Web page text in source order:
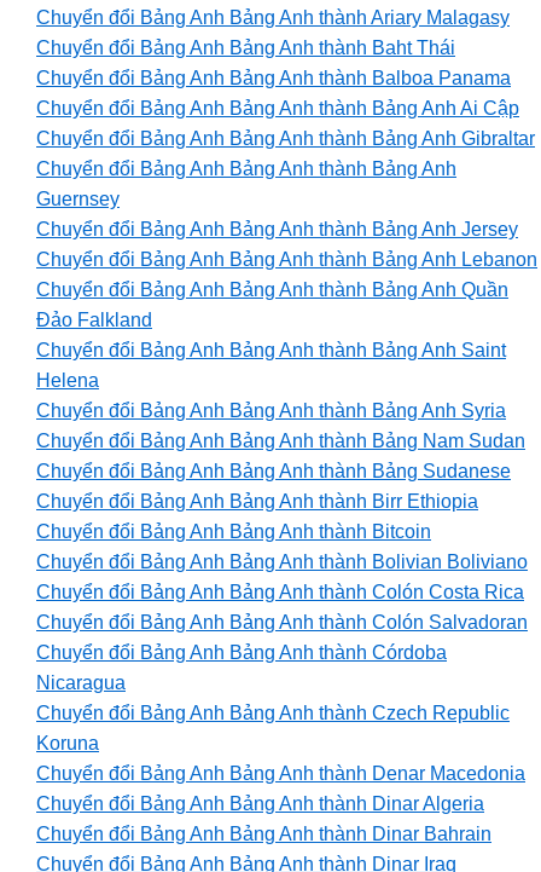
Chuyển đổi Bảng Anh Bảng Anh thành Ariary Malagasy
Chuyển đổi Bảng Anh Bảng Anh thành Baht Thái
Chuyển đổi Bảng Anh Bảng Anh thành Balboa Panama
Chuyển đổi Bảng Anh Bảng Anh thành Bảng Anh Ai Cập
Chuyển đổi Bảng Anh Bảng Anh thành Bảng Anh Gibraltar
Chuyển đổi Bảng Anh Bảng Anh thành Bảng Anh
Guernsey
Chuyển đổi Bảng Anh Bảng Anh thành Bảng Anh Jersey
Chuyển đổi Bảng Anh Bảng Anh thành Bảng Anh Lebanon
Chuyển đổi Bảng Anh Bảng Anh thành Bảng Anh Quần
Đảo Falkland
Chuyển đổi Bảng Anh Bảng Anh thành Bảng Anh Saint
Helena
Chuyển đổi Bảng Anh Bảng Anh thành Bảng Anh Syria
Chuyển đổi Bảng Anh Bảng Anh thành Bảng Nam Sudan
Chuyển đổi Bảng Anh Bảng Anh thành Bảng Sudanese
Chuyển đổi Bảng Anh Bảng Anh thành Birr Ethiopia
Chuyển đổi Bảng Anh Bảng Anh thành Bitcoin
Chuyển đổi Bảng Anh Bảng Anh thành Bolivian Boliviano
Chuyển đổi Bảng Anh Bảng Anh thành Colón Costa Rica
Chuyển đổi Bảng Anh Bảng Anh thành Colón Salvadoran
Chuyển đổi Bảng Anh Bảng Anh thành Córdoba
Nicaragua
Chuyển đổi Bảng Anh Bảng Anh thành Czech Republic
Koruna
Chuyển đổi Bảng Anh Bảng Anh thành Denar Macedonia
Chuyển đổi Bảng Anh Bảng Anh thành Dinar Algeria
Chuyển đổi Bảng Anh Bảng Anh thành Dinar Bahrain
Chuyển đổi Bảng Anh Bảng Anh thành Dinar Iraq